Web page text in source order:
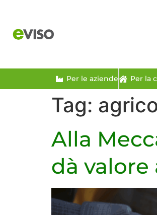
Per le aziende Per la
Tag:
Alla
dà valore